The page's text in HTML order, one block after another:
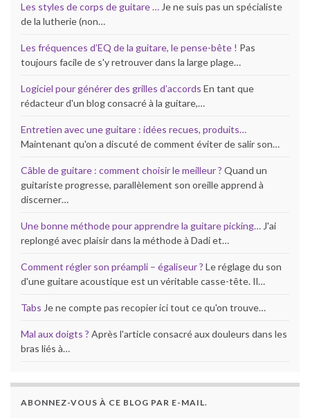
Les styles de corps de guitare …Je ne suis pas un spécialiste
de la lutherie (non…
Les fréquences d’EQ de la guitare, le pense-bête ! Pas
toujours facile de s'y retrouver dans la large plage…
Logiciel pour générer des grilles d’accords En tant que
rédacteur d'un blog consacré à la guitare,…
Entretien avec une guitare : idées recues, produits…
Maintenant qu'on a discuté de comment éviter de salir son…
Câble de guitare : comment choisir le meilleur ? Quand un
guitariste progresse, parallèlement son oreille apprend à
discerner…
Une bonne méthode pour apprendre la guitare picking…J'ai
replongé avec plaisir dans la méthode à Dadi et…
Comment régler son préampli – égaliseur ? Le réglage du son
d'une guitare acoustique est un véritable casse-tête. Il…
Tabs Je ne compte pas recopier ici tout ce qu'on trouve…
Mal aux doigts ? Après l'article consacré aux douleurs dans les
bras liés à…
ABONNEZ-VOUS À CE BLOG PAR E-MAIL.